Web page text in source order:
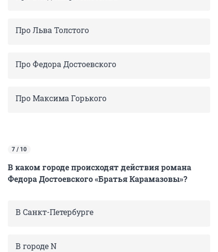
Про Льва Толстого
Про Федора Достоевского
Про Максима Горького
7 / 10
В каком городе происходят действия романа
Федора Достоевского «Братья Карамазовы»?
В Санкт-Петербурге
В городе N